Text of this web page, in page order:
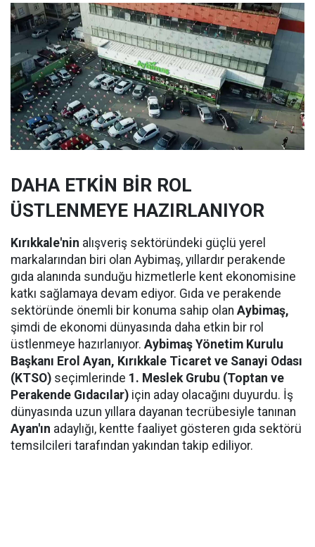
DAHA ETKİN BİR ROL
ÜSTLENMEYE HAZIRLANIYOR
Kırıkkale'nin alışveriş sektöründeki güçlü yerel
markalarından biri olan Aybimaş, yıllardır perakende
gıda alanında sunduğu hizmetlerle kent ekonomisine
katkı sağlamaya devam ediyor. Gıda ve perakende
sektöründe önemli bir konuma sahip olan Aybimaş,
şimdi de ekonomi dünyasında daha etkin bir rol
üstlenmeye hazırlanıyor. Aybimaş Yönetim Kurulu
Başkanı Erol Ayan, Kırıkkale Ticaret ve Sanayi Odası
(KTSO) seçimlerinde 1. Meslek Grubu (Toptan ve
Perakende Gıdacılar) için aday olacağını duyurdu. İş
dünyasında uzun yıllara dayanan tecrübesiyle tanınan
Ayan'ın adaylığı, kentte faaliyet gösteren gıda sektörü
temsilcileri tarafından yakından takip ediliyor.